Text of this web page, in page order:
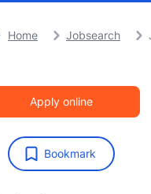
Home Jobsearch
Apply online
Bookmark